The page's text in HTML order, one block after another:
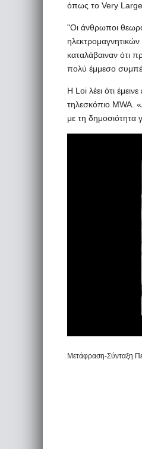
όπως το Very Large
"Οι άνθρωποι
καταλάβαιναν ότι
πολύ έμμεσο
Η Loi λέει ότι
τηλεσκόπιο MWA.
με τη δημοσιότητα
Μετάφραση-Σύνταξη